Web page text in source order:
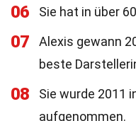
06 Sie hat in über
07
Alexis gewann
beste
08
Sie wurde 2011
aufgenommen.